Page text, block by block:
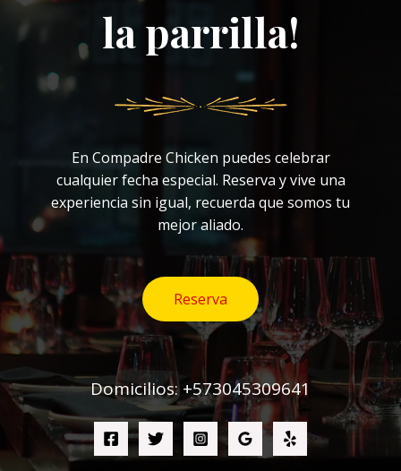
la parrilla!
En Compadre Chicken puedes celebrar
cualquier fecha especial. Reserva y vive una
experiencia sin igual, recuerda que somos tu
mejor aliado.
Reserva
Domicilios: +573045309641